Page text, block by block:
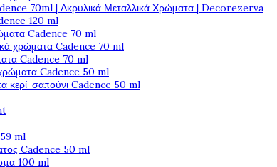
70ml | Ακρυλικά Μεταλλικά Χρώματα | Decorezerva
120 ml
Cadence 70 ml
χρώματα Cadence 70 ml
Cadence 70 ml
Cadence 50 ml
κερί-σαπούνι Cadence 50 ml
ml
Cadence 50 ml
100 ml